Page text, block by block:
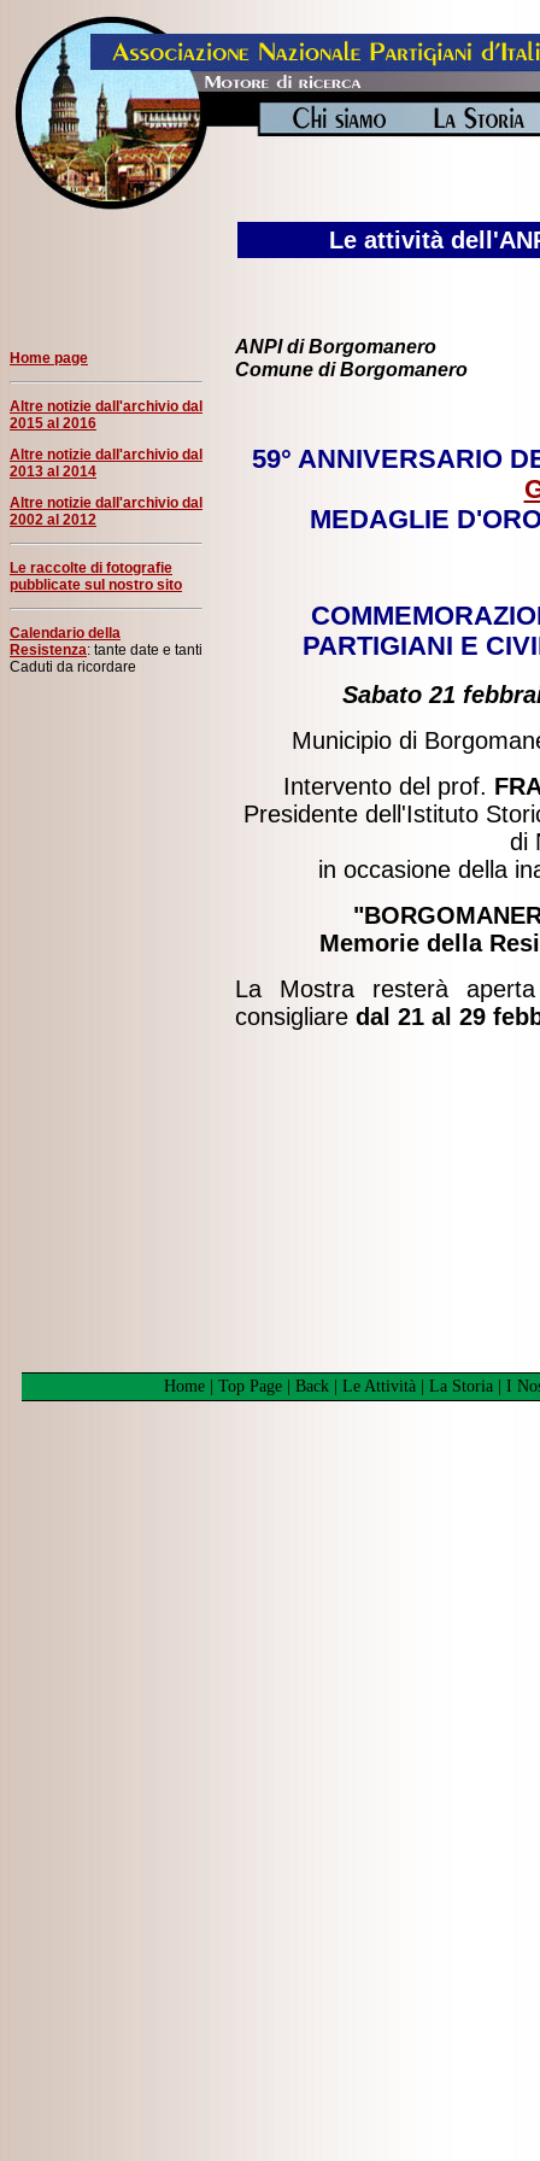
Home page
Altre notizie dall'archivio dal
2015 al 2016
Altre notizie dall'archivio dal
2013 al 2014
Altre notizie dall'archivio dal
2002 al 2012
Le raccolte di fotografie
pubblicate sul nostro sito
Calendario della
Resistenza: tante date e tanti
Caduti da ricordare
Le attività
ANPI di Borgomanero
Comune di Borgomanero
59° ANNIVERSARIO
MEDAGLIE
PARTIGIANI E
Sabato 21
Municipio di
Intervento del prof.
Presidente dell'Istituto
di
in occasione della
Memorie della
La Mostra resterà
consigliare dal 21 al 29
Home Top Page Back Le Attività La Storia I